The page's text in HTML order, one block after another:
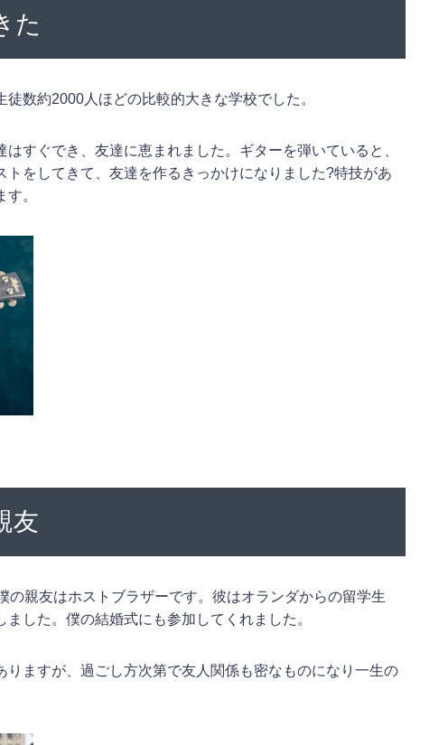
た
数約2000人ほどの比較的大きな学校でした。
すぐでき、友達に恵まれました。ギターを弾いていると、
トをしてきて、友達を作るきっかけになりました?特技があ
。
友
の親友はホストブラザーです。彼はオランダからの留学生
した。僕の結婚式にも参加してくれました。
ますが、過ごし方次第で友人関係も密なものになり一生の